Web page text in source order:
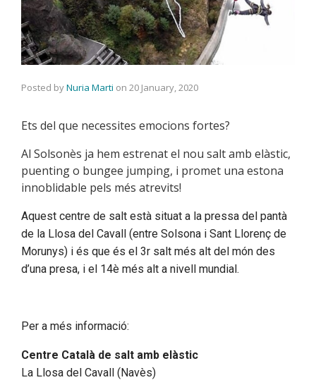
Posted byNuria Marti on 20 January, 2020
Ets del que necessites emocions fortes?
Al Solsonès ja hem estrenat el nou salt amb elàstic,
puenting o bungee jumping, i promet una estona
innoblidable pels més atrevits!
Aquest centre de salt està situat a la pressa del pantà
de la Llosa del Cavall (entre Solsona i Sant Llorenç de
Morunys) i és que és el 3r salt més alt del món des
d’una presa, i el 14è més alt a nivell mundial.
Per a més informació:
Centre Català de salt amb elàstic
La Llosa del Cavall (Navès)